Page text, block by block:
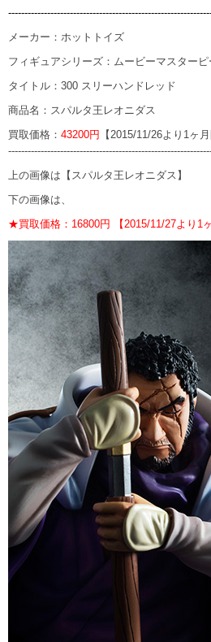
メーカー：ホットトイズ
フィギュアシリーズ：ムービーマスターピ
タイトル：300 スリーハンドレッド
商品名：スパルタ王レオニダス
買取価格： 43200円
【2015/11/26より1ヶ月
上の画像は【スパルタ王レオニダス】
下の画像は、
★買取価格：16800円 【2015/11/27より1